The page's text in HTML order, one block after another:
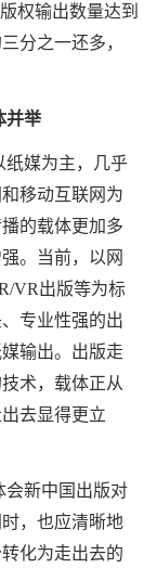
权输出数量达到
分之一还多，
并举
纸媒为主，几乎
移动互联网为
的载体更加多
。当前，以网
VR出版等为标
专业性强的出
输出。出版走
术，载体正从
去显得更立
会新中国出版对
，也应清晰地
化为走出去的